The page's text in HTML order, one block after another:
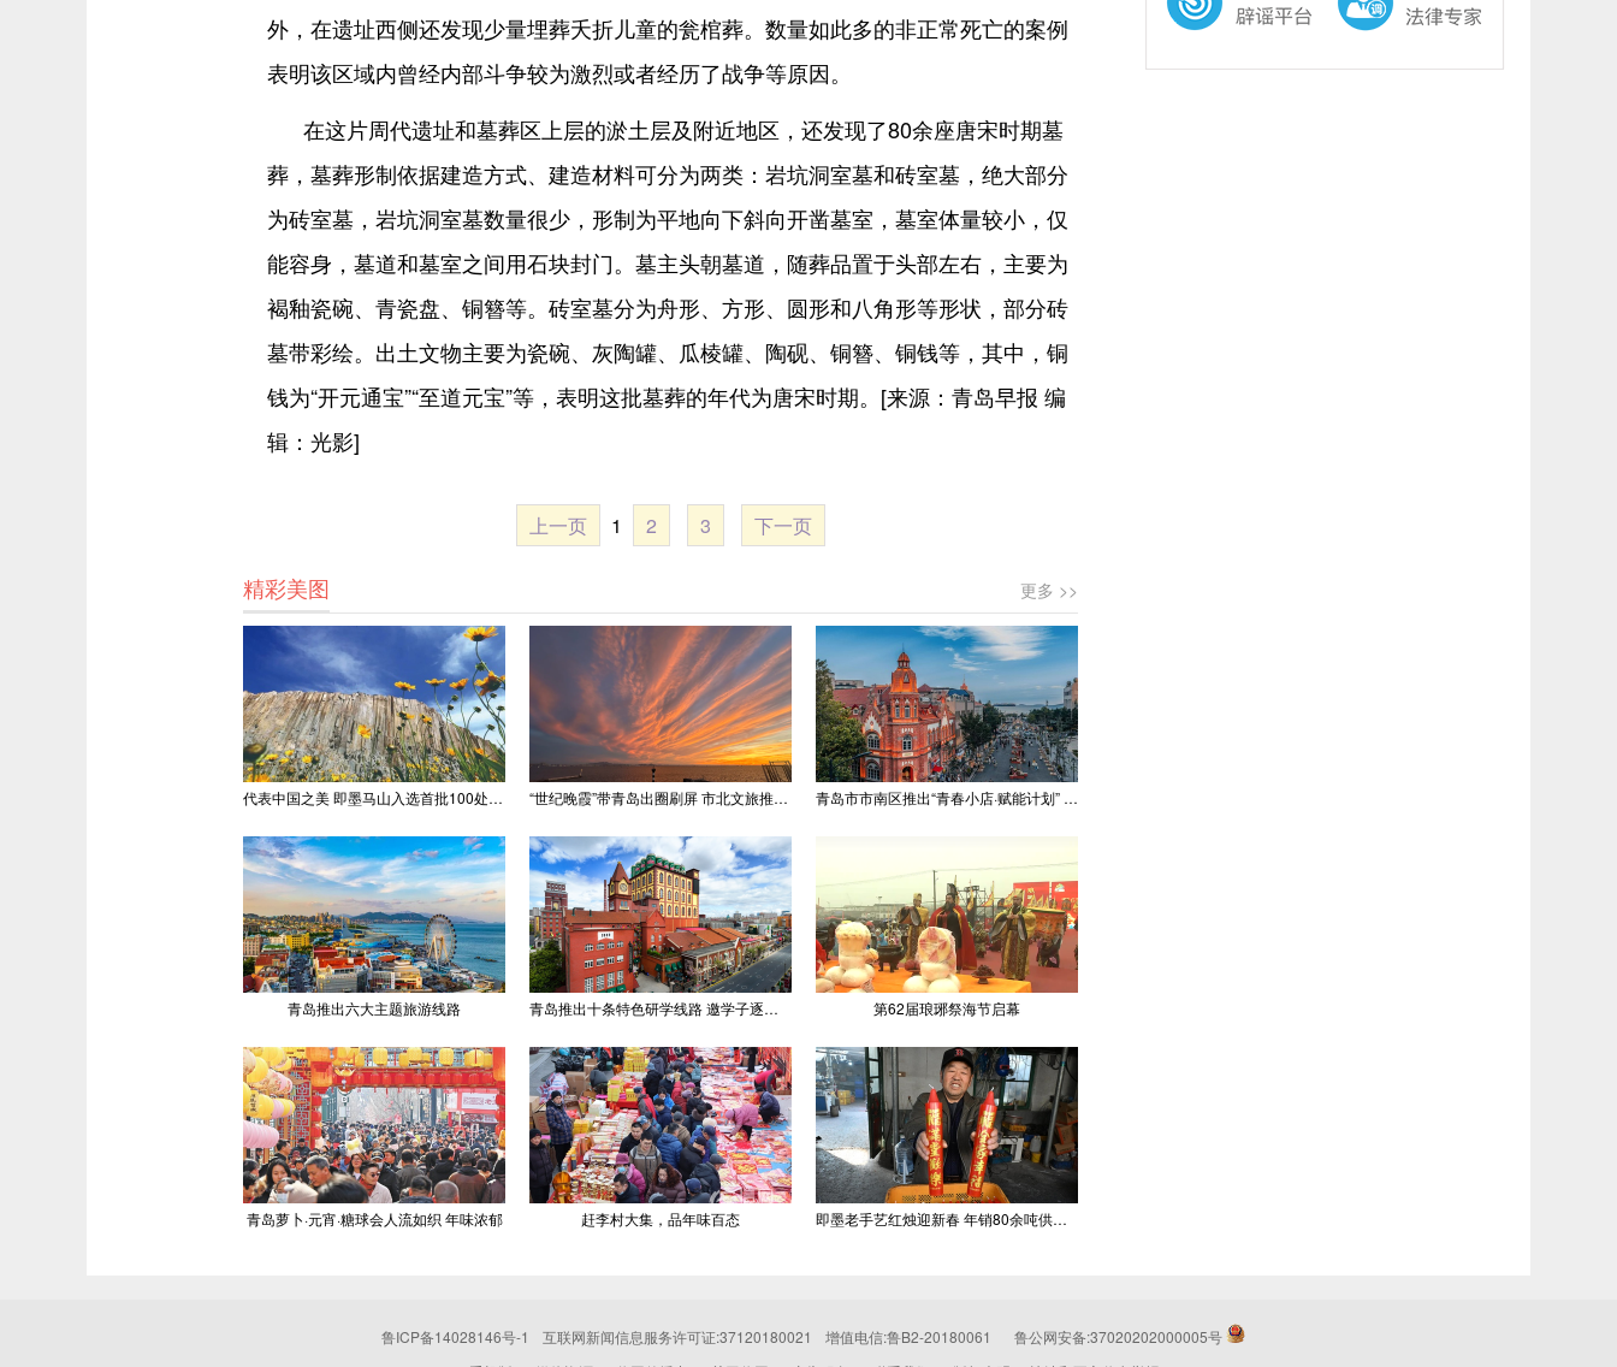
外，在遗址西侧还发现少量埋葬夭折儿童的瓮棺葬。数量如此多的非正常死亡的案例
表明该区域内曾经内部斗争较为激烈或者经历了战争等原因。
在这片周代遗址和墓葬区上层的淤土层及附近地区，还发现了80余座唐宋时期墓
葬，墓葬形制依据建造方式、建造材料可分为两类：岩坑洞室墓和砖室墓，绝大部分
为砖室墓，岩坑洞室墓数量很少，形制为平地向下斜向开凿墓室，墓室体量较小，仅
能容身，墓道和墓室之间用石块封门。墓主头朝墓道，随葬品置于头部左右，主要为
褐釉瓷碗、青瓷盘、铜簪等。砖室墓分为舟形、方形、圆形和八角形等形状，部分砖
墓带彩绘。出土文物主要为瓷碗、灰陶罐、瓜棱罐、陶砚、铜簪、铜钱等，其中，铜
钱为“开元通宝”“至道元宝”等，表明这批墓葬的年代为唐宋时期。[来源：青岛早报 编
辑：光影]
上一页 1 2 3 下一页
精彩美图 更多 >>
代表中国之美 即墨马山入选首批100处“美丽中国打卡点” “世纪晚霞”带青岛出圈刷屏 市北文旅推出精品线路 青岛市市南区推出“青春小店·赋能计划” 聚满青岛温情
青岛推出六大主题旅游线路 青岛推出十条特色研学线路 邀学子逐梦深蓝探知山海 第62届琅琊祭海节启幕
青岛萝卜·元宵·糖球会人流如织 年味浓郁 赶李村大集，品年味百态 即墨老手艺红烛迎新春 年销80余吨供不应求
鲁ICP备14028146号-1 互联网新闻信息服务许可证:37120180021 增值电信:鲁B2-20180061
鲁公网安备:37020202000005号